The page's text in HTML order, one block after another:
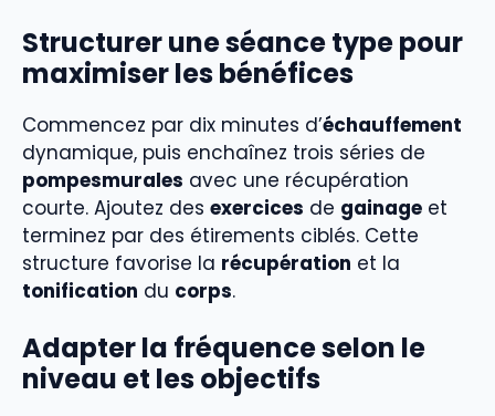
Structurer une séance type pour
maximiser les bénéfices
Commencez par dix minutes d’échauffement
dynamique, puis enchaînez trois séries de
pompesmurales avec une récupération
courte. Ajoutez des exercices de gainage et
terminez par des étirements ciblés. Cette
structure favorise la récupération et la
tonification du corps.
Adapter la fréquence selon le
niveau et les objectifs